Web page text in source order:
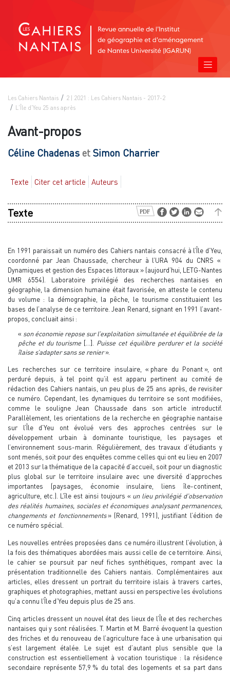
Les Cahiers Nantais
2 | 2021 : Les Cahiers Nantais - 2017-2
L'Île d'Yeu 25 ans après
Avant-propos
Céline Chadenas et Simon Charrier
Texte Citer cet article Auteurs
Texte
En 1991 paraissait un numéro des Cahiers nantais consacré à l’Île d’Yeu,
coordonné par Jean Chaussade, chercheur à l’URA 904 du CNRS «
Dynamiques et gestion des Espaces littoraux » (aujourd’hui, LETG-Nantes
UMR 6554). Laboratoire privilégié des recherches nantaises en
géographie, la dimension humaine était favorisée, en atteste le contenu
du volume : la démographie, la pêche, le tourisme constituaient les
bases de l’analyse de ce territoire. Jean Renard, signant en 1991 l’avant-
propos, concluait ainsi :
« son économie repose sur l’exploitation simultanée et équilibrée de la
pêche et du tourisme [...]. Puisse cet équilibre perdurer et la société
îlaise s’adapter sans se renier».
Les recherches sur ce territoire insulaire, « phare du Ponant », ont
perduré depuis, à tel point qu’il est apparu pertinent au comité de
rédaction des Cahiers nantais, un peu plus de 25 ans après, de revisiter
ce numéro. Cependant, les dynamiques du territoire se sont modifiées,
comme le souligne Jean Chaussade dans son article introductif.
Parallèlement, les orientations de la recherche en géographie nantaise
sur l’Île d’Yeu ont évolué vers des approches centrées sur le
développement urbain à dominante touristique, les paysages et
l’environnement sous-marin. Régulièrement, des travaux d’étudiants y
sont menés, soit pour des enquêtes comme celles qui ont eu lieu en 2007
et 2013 sur la thématique de la capacité d’accueil, soit pour un diagnostic
plus global sur le territoire insulaire avec une diversité d’approches
importantes (paysages, économie insulaire, liens île-continent,
agriculture, etc.). L’île est ainsi toujours « un lieu privilégié d’observation
des réalités humaines, sociales et économiques analysant permanences,
changements et fonctionnements » (Renard, 1991), justifiant l’édition de
ce numéro spécial.
Les nouvelles entrées proposées dans ce numéro illustrent l’évolution, à
la fois des thématiques abordées mais aussi celle de ce territoire. Ainsi,
le cahier se poursuit par neuf fiches synthétiques, rompant avec la
présentation traditionnelle des Cahiers nantais. Complémentaires aux
articles, elles dressent un portrait du territoire islais à travers cartes,
graphiques et photographies, mettant aussi en perspective les évolutions
qu’a connu l’Île d’Yeu depuis plus de 25 ans.
Cinq articles dressent un nouvel état des lieux de l’Île et des recherches
nantaises qui y sont réalisées. T. Martin et M. Barré évoquent la question
des friches et du renouveau de l’agriculture face à une urbanisation qui
s’est largement étalée. Le sujet est d’autant plus sensible que la
construction est essentiellement à vocation touristique : la résidence
secondaire représente 57,9 % du total des logements et sa part dans